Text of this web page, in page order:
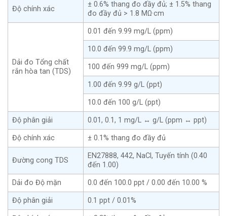
Độ chính xác
± 0.6% thang đo đầy đủ; ± 1.5% thang
đo đầy đủ > 1.8 MΩ·cm
Dải đo Tổng chất
rắn hòa tan (TDS)
0.01 đến 9.99 mg/L (ppm)
10.0 đến 99.9 mg/L (ppm)
100 đến 999 mg/L (ppm)
1.00 đến 9.99 g/L (ppt)
10.0 đến 100 g/L (ppt)
Độ phân giải 0.01, 0.1, 1 mg/L ↔ g/L (ppm ↔ ppt)
Độ chính xác ± 0.1% thang đo đầy đủ
Đường cong TDS
EN27888, 442, NaCl, Tuyến tính (0.40
đến 1.00)
Dải đo Độ mặn 0.0 đến 100.0 ppt / 0.00 đến 10.00 %
Độ phân giải 0.1 ppt / 0.01%